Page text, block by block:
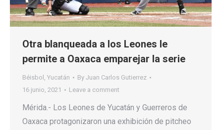
Otra blanqueada a los Leones le
permite a Oaxaca emparejar la serie
Béisbol , Yucatán By Juan Carlos Gutierrez
16 junio, 2021
Leave a comment
Mérida.- Los Leones de Yucatán y Guerreros de
Oaxaca protagonizaron una exhibición de pitcheo